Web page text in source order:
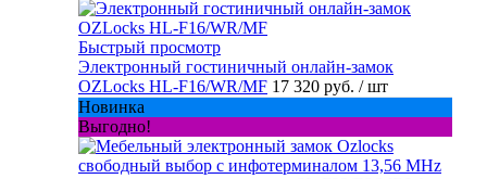
Быстрый просмотр
Электронный гостиничный онлайн-замок
OZLocks HL-F16/WR/MF 17 320 руб. / шт
Новинка
Выгодно!